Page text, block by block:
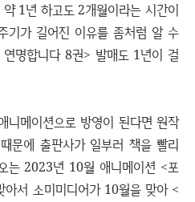
1년 하고도 2개월이라는 시간이
기가 길어진 이유를 좀처럼 알 수
명합니다 8권> 발매도 1년이 걸
니메이션으로 방영이 된다면 원작
문에 출판사가 일부러 책을 빨리
는 2023년 10월 애니메이션 <포
아서 소미미디어가 10월을 맞아 <